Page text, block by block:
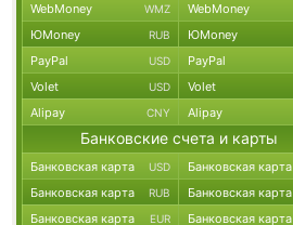
WebMoney WMZ WebMoney
ЮMoney RUB ЮMoney
PayPal USD PayPal
Volet USD Volet
Alipay CNY Alipay
Банковские счета и карты
Банковская карта USD Банковская карта
Банковская карта RUB Банковская карта
Банковская карта EUR Банковская карта